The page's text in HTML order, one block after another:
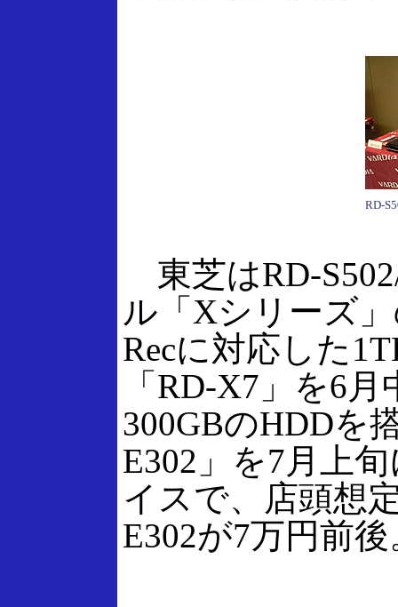
RD-
東芝はRD-
ル「Xシリーズ
Recに対応した
「RD-X7」を6
300GBのHDDを
E302」を7月上
イスで、店頭想
E302が7万円前後